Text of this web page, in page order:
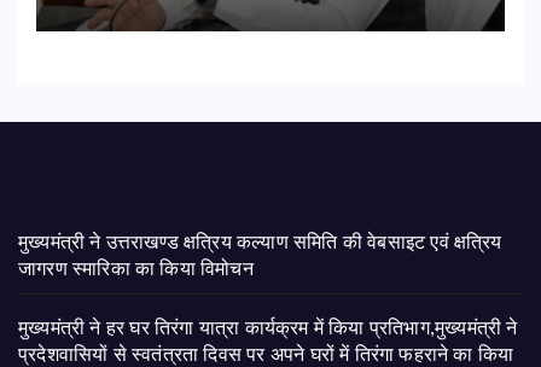
मुख्यमंत्री ने उत्तराखण्ड क्षत्रिय कल्याण समिति की वेबसाइट एवं क्षत्रिय
जागरण स्मारिका का किया विमोचन
मुख्यमंत्री ने हर घर तिरंगा यात्रा कार्यक्रम में किया प्रतिभाग,मुख्यमंत्री ने
प्रदेशवासियों से स्वतंत्रता दिवस पर अपने घरों में तिरंगा फहराने का किया